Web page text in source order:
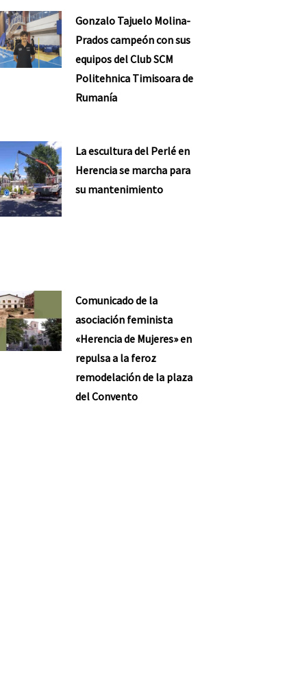
Gonzalo Tajuelo Molina-
Prados campeón con sus
equipos del Club SCM
Politehnica Timisoara de
Rumanía
La escultura del Perlé en
Herencia se marcha para
su mantenimiento
Comunicado de la
asociación feminista
«Herencia de Mujeres» en
repulsa a la feroz
remodelación de la plaza
del Convento